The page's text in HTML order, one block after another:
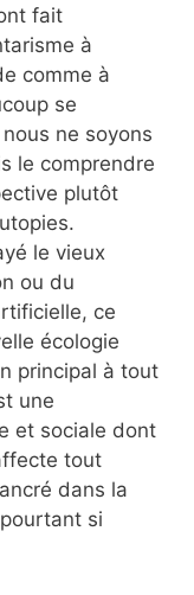
fait
à
comme à
se
ne soyons
le comprendre
plutôt
le vieux
ou du
ce
écologie
principal à tout
une
et sociale dont
tout
dans la
si